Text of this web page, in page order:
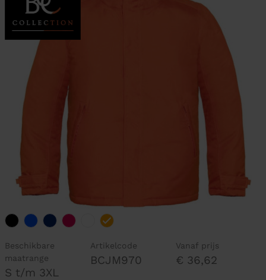
Beschikbare
maatrange
S t/m 3XL
Artikelcode
BCJM970
Vanaf prijs
€ 36,62